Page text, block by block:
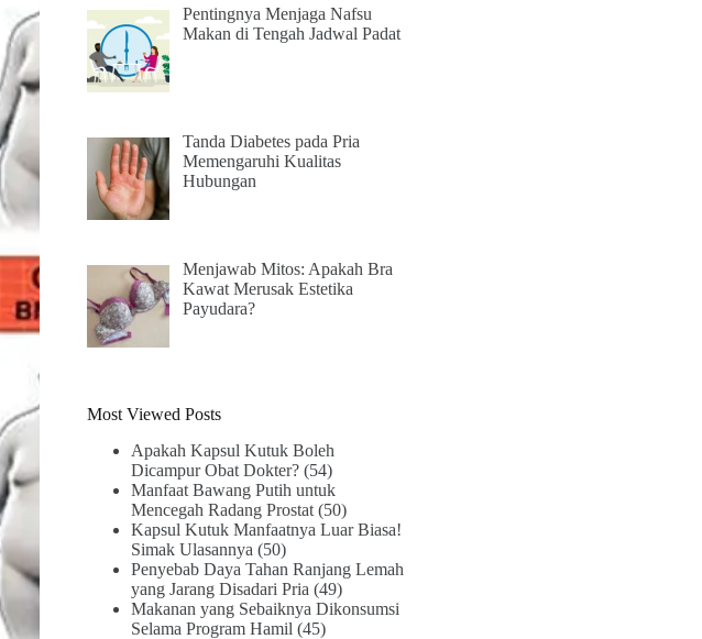
Pentingnya Menjaga Nafsu
Makan di Tengah Jadwal Padat
Tanda Diabetes pada Pria
Memengaruhi Kualitas
Hubungan
Menjawab Mitos: Apakah Bra
Kawat Merusak Estetika
Payudara?
Most Viewed Posts
Apakah Kapsul Kutuk Boleh
Dicampur Obat Dokter? (54)
Manfaat Bawang Putih untuk
Mencegah Radang Prostat (50)
Kapsul Kutuk Manfaatnya Luar Biasa!
Simak Ulasannya (50)
Penyebab Daya Tahan Ranjang Lemah
yang Jarang Disadari Pria (49)
Makanan yang Sebaiknya Dikonsumsi
Selama Program Hamil (45)